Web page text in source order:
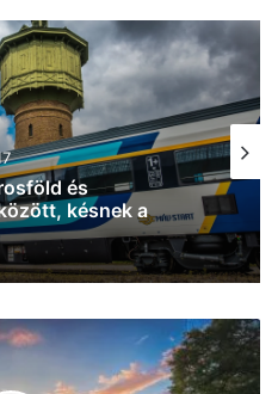
és
késnek a
rendelkező
(videó)